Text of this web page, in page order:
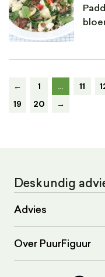
← 1 … 11
19
20 →
Deskundig
Advies
Over PuurFiguur